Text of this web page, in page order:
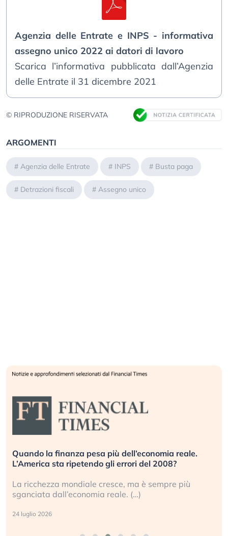
Agenzia delle Entrate e INPS - informativa
assegno unico 2022 ai datori di lavoro
Scarica l’informativa pubblicata dall’Agenzia
delle Entrate il 31 dicembre 2021
© RIPRODUZIONE RISERVATA
ARGOMENTI
# Agenzia delle Entrate # INPS # Busta paga
# Detrazioni fiscali # Assegno unico
Quando la finanza pesa più dell’economia reale.
L’America sta ripetendo gli errori del 2008?
La ricchezza mondiale cresce, ma è sempre più
sganciata dall’economia reale. (…)
24 luglio 2026